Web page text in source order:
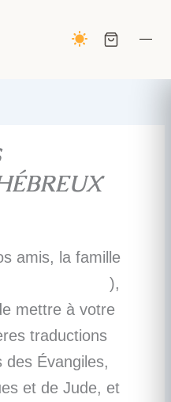
amis, la famille
),
mettre à votre
traductions
des Évangiles,
et de Jude, et